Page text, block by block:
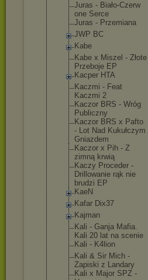
Juras - Biało-Czerw
one Serce
Juras - Przemiana
JWP BC
Kabe
Kabe x Miszel - Złote
Przeboje EP
Kacper HTA
Kaczmi - Feat
Kaczmi 2
Kaczor BRS - Wróg
Publiczny
Kaczor BRS x Pafto
- Lot Nad Kukułczym
Gniazdem
Kaczor x Pih - Z
zimną krwią
Kaczy Proceder -
Drillowanie rąk nie
brudzi EP
KaeN
Kafar Dix37
Kajman
Kali - Ganja Mafia.
Kali 20 lat na scenie
Kali - K4lion
Kali & Sir Mich -
Zapiski z Landary
Kali x Major SPZ -